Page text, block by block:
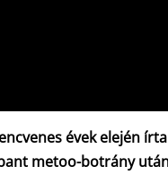
évek elején
metoo-botrány